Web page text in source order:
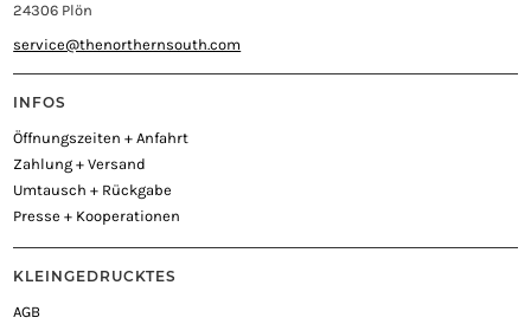
24306 Plön
service@thenorthernsouth.com
INFOS
Öffnungszeiten + Anfahrt
Zahlung + Versand
Umtausch + Rückgabe
Presse + Kooperationen
KLEINGEDRUCKTES
AGB